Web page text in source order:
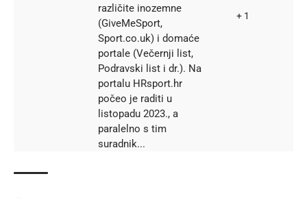
različite inozemne
(GiveMeSport,
Sport.co.uk) i domaće
portale (Večernji list,
Podravski list i dr.). Na
portalu HRsport.hr
počeo je raditi u
listopadu 2023., a
paralelno s tim
suradnik...
+ 1